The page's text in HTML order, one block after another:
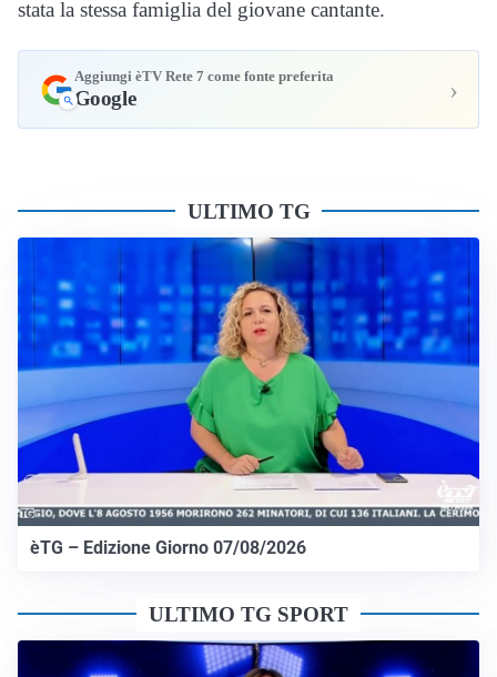
stata la stessa famiglia del giovane cantante.
Aggiungi èTV Rete 7 come fonte preferita
Google ›
ULTIMO TG
èTG – Edizione Giorno 07/08/2026
ULTIMO TG SPORT